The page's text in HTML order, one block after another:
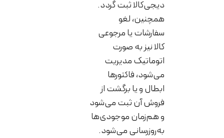
دیجی‌کالا ثبت گردد.
همچنین، لغو
سفارشات یا مرجوعی
کالا نیز به صورت
اتوماتیک مدیریت
می‌شود، فاکتورها
ابطال و یا برگشت از
فروش آن ثبت می‌شود
و هم‌زمان موجودی‌ها
به‌روزرسانی می‌شود.